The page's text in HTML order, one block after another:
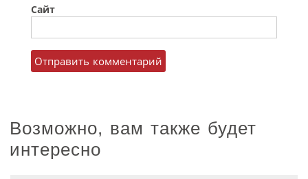
Сайт
Возможно, вам также будет
интересно